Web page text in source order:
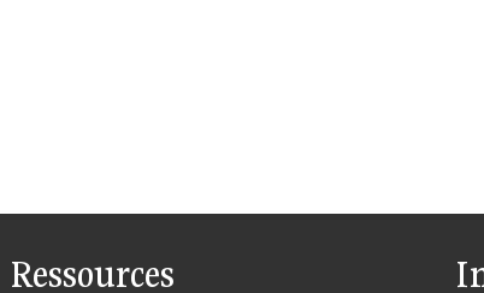
Ressources